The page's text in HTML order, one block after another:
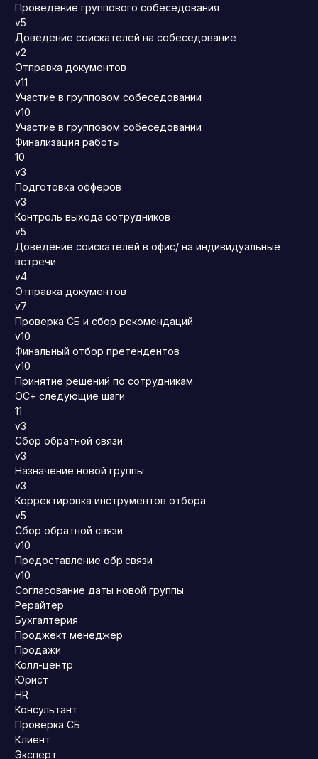
Проведение группового собеседования
v5
Доведение соискателей на собеседование
v2
Отправка документов
v11
Участие в групповом собеседовании
v10
Участие в групповом собеседовании
Финализация работы
10
v3
Подготовка офферов
v3
Контроль выхода сотрудников
v5
Доведение соискателей в офис/ на индивидуальные
встречи
v4
Отправка документов
v7
Проверка СБ и сбор рекомендаций
v10
Финальный отбор претендентов
v10
Принятие решений по сотрудникам
ОС+ следующие шаги
11
v3
Сбор обратной связи
v3
Назначение новой группы
v3
Корректировка инструментов отбора
v5
Сбор обратной связи
v10
Предоставление обр.связи
v10
Согласование даты новой группы
Рерайтер
Бухгалтерия
Проджект менеджер
Продажи
Колл-центр
Юрист
HR
Консультант
Проверка СБ
Клиент
Эксперт